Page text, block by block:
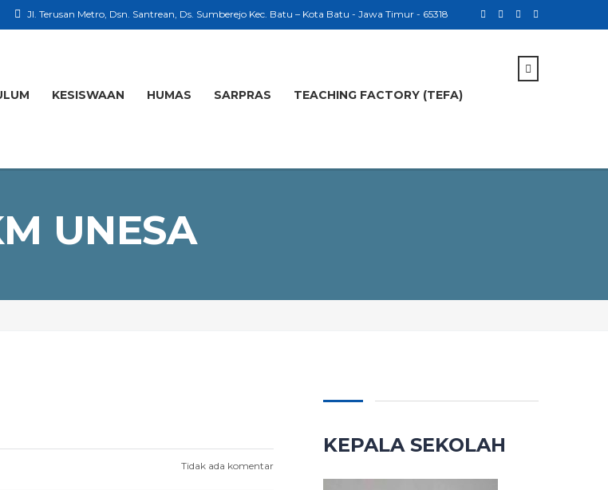
Jl. Terusan Metro, Dsn. Santrean, Ds. Sumberejo Kec. Batu – Kota Batu - Jawa Timur - 65318
KESISWAAN HUMAS SARPRAS TEACHING FACTORY (TEFA)
UNESA
Tidak ada komentar
KEPALA SEKOLAH